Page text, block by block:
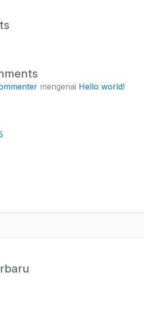
mengenai Hello world!